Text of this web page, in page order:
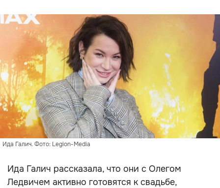
Ида Галич. Фото: Legion-Media
Ида Галич рассказала, что они с Олегом
Ледвичем активно готовятся к свадьбе,